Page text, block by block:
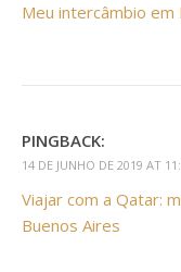
Meu intercâmbio em
PINGBACK:
14 DE JUNHO DE 2019 AT
Viajar com a Qatar:
Buenos Aires